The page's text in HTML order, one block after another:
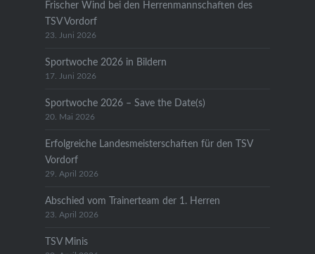
Frischer Wind bei den Herrenmannschaften des
TSV Vordorf
23. Juni 2026
Sportwoche 2026 in Bildern
17. Juni 2026
Sportwoche 2026 – Save the Date(s)
20. Mai 2026
Erfolgreiche Landesmeisterschaften für den TSV
Vordorf
29. April 2026
Abschied vom Trainerteam der 1. Herren
23. April 2026
TSV Minis